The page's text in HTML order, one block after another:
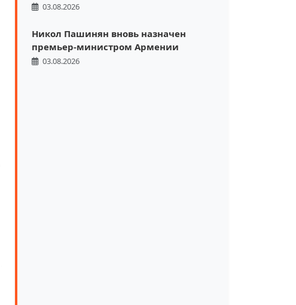
03.08.2026
Никол Пашинян вновь назначен
премьер-министром Армении
03.08.2026